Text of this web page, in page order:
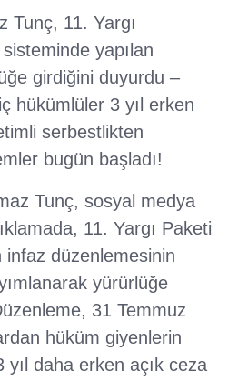
Tunç, 11. Yargı
yapılan
girdiğini duyurdu –
hükümlüler 3 yıl erken
serbestlikten
bugün başladı!
Tunç, sosyal medya
11. Yargı Paketi
infaz düzenlemesinin
yürürlüğe
31 Temmuz
hüküm giyenlerin
yıl daha erken açık ceza